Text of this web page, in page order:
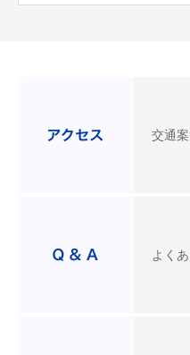
交通
よく